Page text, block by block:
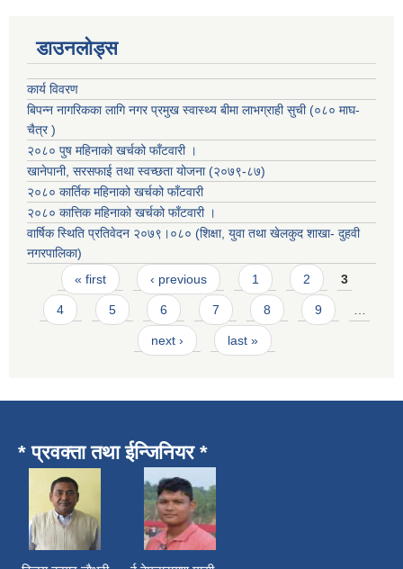
डाउनलोड्स
कार्य विवरण
बिपन्न नागरिकका लागि नगर प्रमुख स्वास्थ्य बीमा लाभग्राही सुची (०८० माघ-
चैत्र )
२०८० पुष महिनाको खर्चको फाँटवारी ।
खानेपानी, सरसफाई तथा स्वच्छता योजना (२०७९-८७)
२०८० कार्तिक महिनाको खर्चको फाँटवारी
२०८० कात्तिक महिनाको खर्चको फाँटवारी ।
वार्षिक स्थिति प्रतिवेदन २०७९।०८० (शिक्षा, युवा तथा खेलकुद शाखा- दुहवी
नगरपालिका)
Pages
« first ‹ previous 1 2 3
4 5 6 7 8 9
next › last »
* प्रवक्ता तथा ईन्जिनियर *